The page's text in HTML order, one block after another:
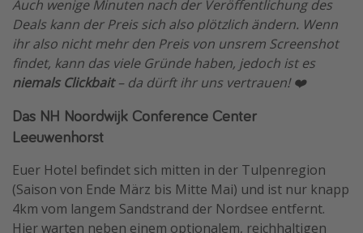
Auch wenige Minuten nach der Veröffentlichung des
Deals kann der Preis sich also plötzlich ändern. Wenn
ihr also nicht mehr den Preis von unsrem Screenshot
findet, kann das viele Gründe haben, jedoch ist es
niemals Clickbait– da dürft ihr uns vertrauen! ❤️
Das NH Noordwijk Conference Center
Leeuwenhorst
Euer Hotel befindet sich mitten in der Tulpenregion
(Saison von Ende März bis Mitte Mai) und ist nur knapp
4km vom langem Sandstrand der Nordsee entfernt.
Hier warten neben einem optionalem, reichhaltigen